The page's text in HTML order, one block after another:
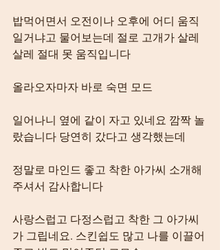
밥먹어면서 오전이나 오후에 어디 움직
일거냐고 물어보는데 절로 고개가 살레
살레 절대 못 움직입니다
올라오자마자 바로 숙면 모드
일어나니 옆에 같이 자고 있네요 깜짝 놀
랐습니다 당연히 갔다고 생각했는데
정말로 마인드 좋고 착한 아가씨 소개해
주셔서 감사합니다
사랑스럽고 다정스럽고 착한 그 아가씨
가 그립네요. 스킨쉽도 많고 나를 이끌어